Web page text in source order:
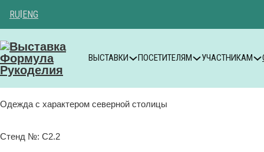
RU|ENG
ВЫСТАВКИ ПОСЕТИТЕЛЯМ УЧАСТНИКАМ
Одежда с характером северной столицы
Стенд №: C2.2